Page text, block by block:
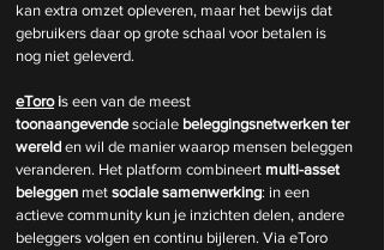
kan extra omzet opleveren, maar het bewijs dat
gebruikers daar op grote schaal voor betalen is
nog niet geleverd.
eToro is een van de meest
toonaangevende sociale beleggingsnetwerken ter
wereld en wil de manier waarop mensen beleggen
veranderen. Het platform combineert multi-asset
beleggen met sociale samenwerking: in een
actieve community kun je inzichten delen, andere
beleggers volgen en continu bijleren. Via eToro